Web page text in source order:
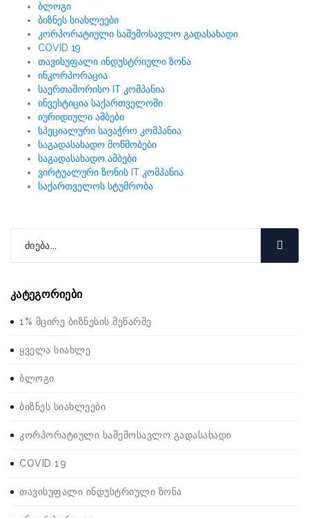
ბლოგი
ბიზნეს სიახლეები
კორპორატიული საშემოსავლო გადასახადი
COVID 19
თავისუფალი ინდუსტრიული ზონა
ინკორპორაცია
საერთაშორისო IT კომპანია
ინვესტიცია საქართველოში
იურიდიული ამბები
სპეციალური სავაჭრო კომპანია
საგადასახადო მოწმობები
საგადასახადო ამბები
ვირტუალური ზონის IT კომპანია
საქართველოს სტუმრობა
კატეგორიები
1% მცირე ბიზნესის მეწარმე
ყველა სიახლე
ბლოგი
ბიზნეს სიახლეები
კორპორატიული საშემოსავლო გადასახადი
COVID 19
თავისუფალი ინდუსტრიული ზონა